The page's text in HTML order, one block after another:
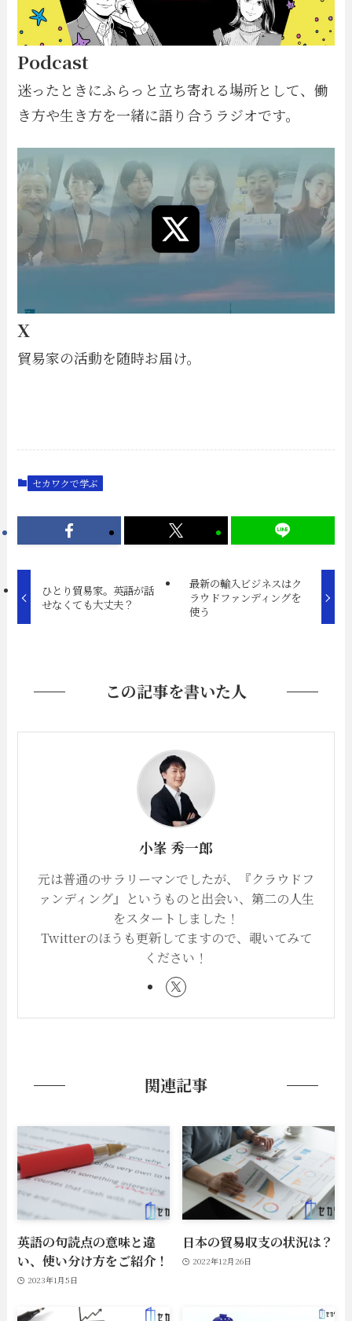
Podcast
迷ったときにふらっと立ち寄れる場所として、働
き方や生き方を一緒に語り合うラジオです。
X
貿易家の活動を随時お届け。
セカワクで学ぶ
ひとり貿易家。英語が話
せなくても大丈夫？
最新の輸入ビジネスはク
ラウドファンディングを
使う
この記事を書いた人
小峯 秀一郎
元は普通のサラリーマンでしたが、『クラウドフ
ァンディング』というものと出会い、第二の人生
をスタートしました！
Twitterのほうも更新してますので、覗いてみて
ください！
関連記事
英語の句読点の意味と違
い、使い分け方をご紹介！
2023年1月5日
日本の貿易収支の状況は？
2022年12月26日